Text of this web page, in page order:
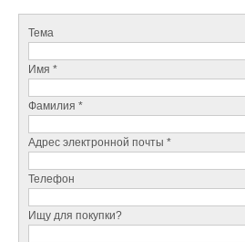
Тема
Имя *
Фамилия *
Адрес электронной почты *
Телефон
Ищу для покупки?